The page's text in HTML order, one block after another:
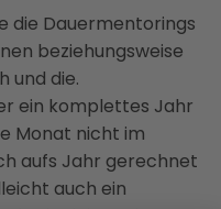
die Dauermentorings
beziehungsweise
und die.
ein komplettes Jahr
Monat nicht im
aufs Jahr gerechnet
auch ein